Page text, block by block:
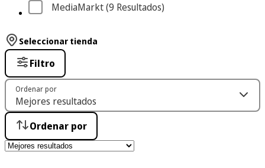
MediaMarkt (9 Resultados)
Seleccionar tienda
Filtro
Ordenar por
Ordenar por